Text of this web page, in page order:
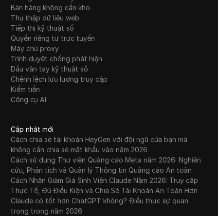
Bán hàng không cần kho
Thu thập dữ liệu web
Tiếp thị kỹ thuật số
Quyền riêng tư trực tuyến
Máy chủ proxy
Trình duyệt chống phát hiện
Dấu vân tay kỹ thuật số
Chênh lệch lưu lượng truy cập
Kiếm tiền
Công cụ AI
Cập nhật mới
Cách chia sẻ tài khoản HeyGen với đội ngũ của bạn mà
không cần chia sẻ mật khẩu vào năm 2026
Cách sử dụng Thư viện Quảng cáo Meta năm 2026: Nghiên
cứu, Phân tích và Quản lý Thông tin Quảng cáo An toàn
Cách Nhận Giảm Giá Sinh Viên Claude Năm 2026: Truy cập
Thực Tế, Đủ Điều Kiện và Chia Sẻ Tài Khoản An Toàn Hơn
Claude có tốt hơn ChatGPT không? Điều thực sự quan
trọng trong năm 2026